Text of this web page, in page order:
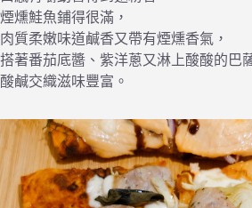
煙燻鮭魚鋪得很滿，
肉質柔嫩味道鹹香又帶有煙燻香氣，
搭著番茄底醬、紫洋蔥又淋上酸酸的巴
酸鹹交織滋味豐富。